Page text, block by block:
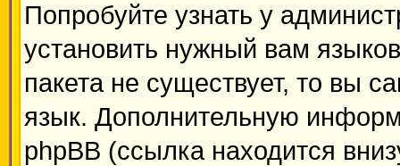
Попробуйте узнать у
установить нужный вам
пакета не существует, то вы
язык. Дополнительную
phpBB (ссылка находится